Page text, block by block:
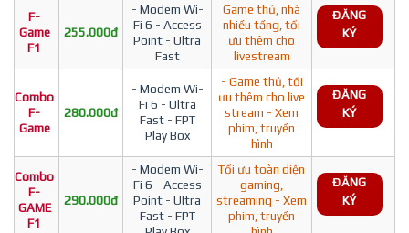
F-
Game
F1
255.000đ
- Modem Wi-
Fi 6 - Access
Point - Ultra
Fast
Game thủ, nhà
nhiều tầng, tối
ưu thêm cho
livestream
ĐĂNG
KÝ
Combo
F-
Game
280.000đ
- Modem Wi-
Fi 6 - Ultra
Fast - FPT
Play Box
- Game thủ, tối
ưu thêm cho live
stream - Xem
phim, truyền
hình
ĐĂNG
KÝ
Combo
F-
GAME
F1
290.000đ
- Modem Wi-
Fi 6 - Access
Point - Ultra
Fast - FPT
Tối ưu toàn diện
gaming,
streaming - Xem
phim, truyền
ĐĂNG
KÝ